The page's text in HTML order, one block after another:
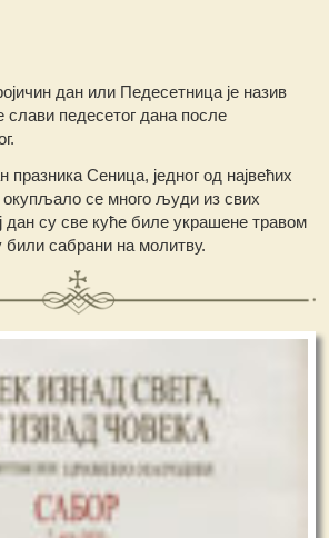
дан или Педесетница је назив
слави педесетог дана после
Сеница, једног од највећих
окупљало се много људи из свих
дан су све куће биле украшене травом
сабрани на молитву.